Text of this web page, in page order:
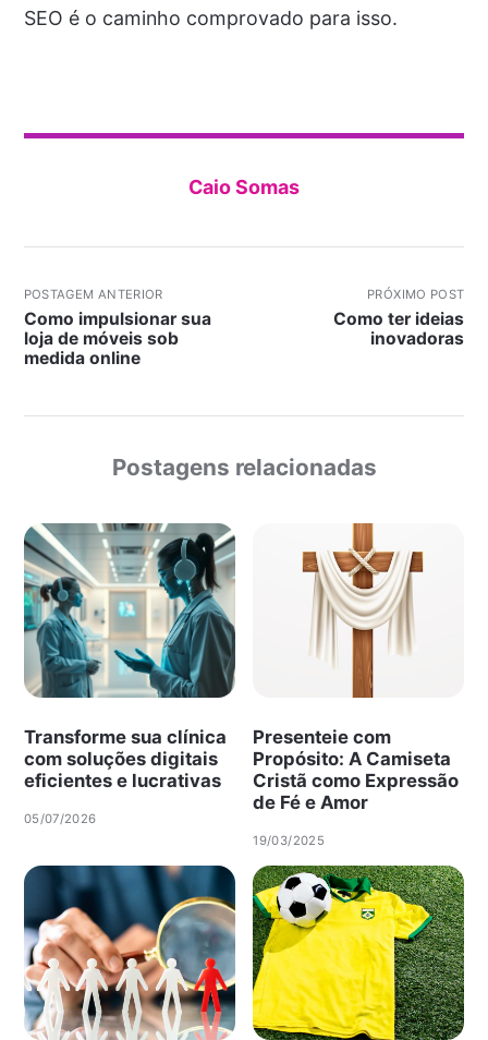
SEO é o caminho comprovado para isso.
Caio Somas
POSTAGEM ANTERIOR
Como impulsionar sua
loja de móveis sob
medida online
PRÓXIMO POST
Como ter ideias
inovadoras
Postagens relacionadas
Transforme sua clínica
com soluções digitais
eficientes e lucrativas
05/07/2026
Presenteie com
Propósito: A Camiseta
Cristã como Expressão
de Fé e Amor
19/03/2025